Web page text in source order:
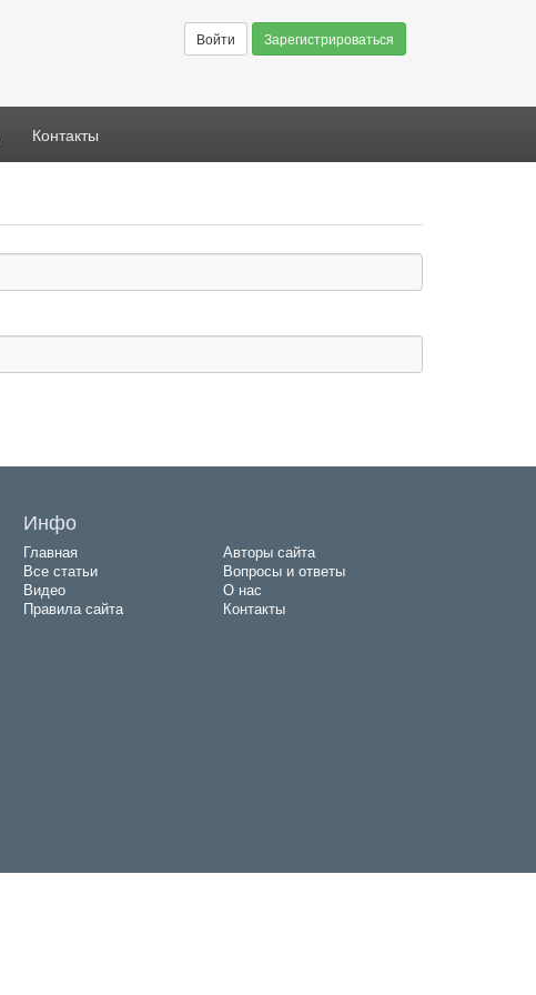
Войти Зарегистрироваться
Контакты
Инфо
Главная
Авторы сайта
Все статьи
Вопросы и ответы
Видео
О нас
Правила сайта
Контакты